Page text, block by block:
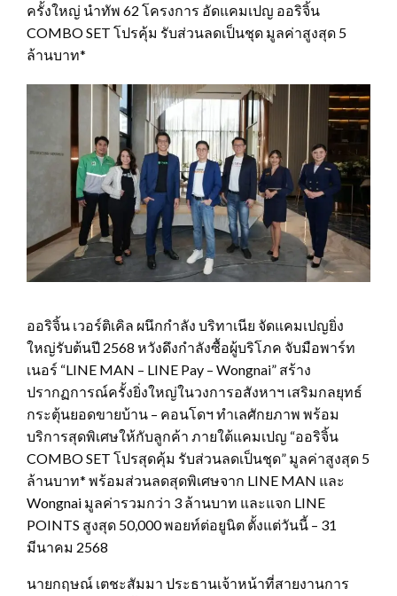
ครั้งใหญ่ นำทัพ 62 โครงการ อัดแคมเปญ ออริจิ้น
COMBO SET โปรคุ้ม รับส่วนลดเป็นชุด มูลค่าสูงสุด 5
ล้านบาท*
ออริจิ้น เวอร์ติเคิล ผนึกกำลัง บริทาเนีย จัดแคมเปญยิ่ง
ใหญ่รับต้นปี 2568 หวังดึงกำลังซื้อผู้บริโภค จับมือพาร์ท
เนอร์ “LINE MAN – LINE Pay – Wongnai” สร้าง
ปรากฏการณ์ครั้งยิ่งใหญ่ในวงการอสังหาฯ เสริมกลยุทธ์
กระตุ้นยอดขายบ้าน – คอนโดฯ ทำเลศักยภาพ พร้อม
บริการสุดพิเศษให้กับลูกค้า ภายใต้แคมเปญ “ออริจิ้น
COMBO SET โปรสุดคุ้ม รับส่วนลดเป็นชุด” มูลค่าสูงสุด 5
ล้านบาท* พร้อมส่วนลดสุดพิเศษจาก LINE MAN และ
Wongnai มูลค่ารวมกว่า 3 ล้านบาท และแจก LINE
POINTS สูงสุด 50,000 พอยท์ต่อยูนิต ตั้งแต่วันนี้ – 31
มีนาคม 2568
นายกฤษณ์ เตชะสัมมา ประธานเจ้าหน้าที่สายงานการ